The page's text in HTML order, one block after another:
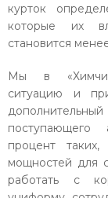
курток
которые их
становится
Мы в
ситуацию и
процент
мощностей для
работать с